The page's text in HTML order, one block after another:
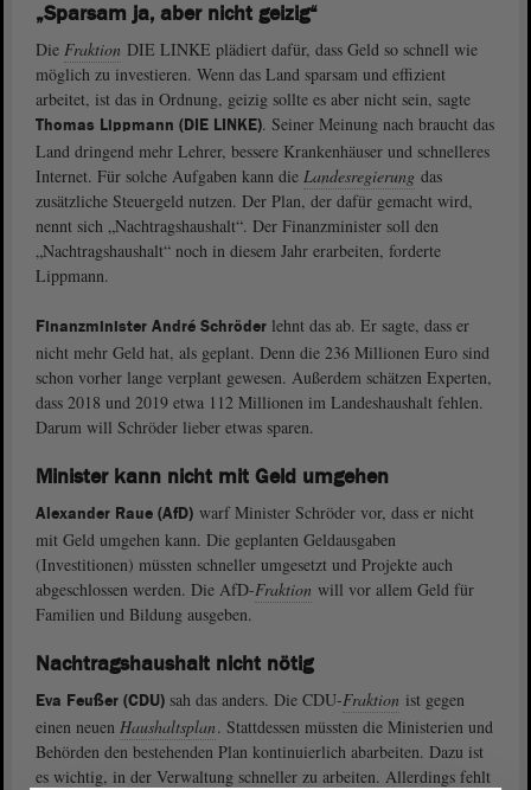
„Sparsam ja, aber nicht geizig“
Die Fraktion DIE LINKE plädiert dafür, dass Geld so schnell wie
möglich zu investieren. Wenn das Land sparsam und effizient
arbeitet, ist das in Ordnung, geizig sollte es aber nicht sein, sagte
Thomas Lippmann (DIE LINKE). Seiner Meinung nach braucht das
Land dringend mehr Lehrer, bessere Krankenhäuser und schnelleres
Internet. Für solche Aufgaben kann die Landesregierung das
zusätzliche Steuergeld nutzen. Der Plan, der dafür gemacht wird,
nennt sich „Nachtragshaushalt“. Der Finanzminister soll den
„Nachtragshaushalt“ noch in diesem Jahr erarbeiten, forderte
Lippmann.
Finanzminister André Schröder lehnt das ab. Er sagte, dass er
nicht mehr Geld hat, als geplant. Denn die 236 Millionen Euro sind
schon vorher lange verplant gewesen. Außerdem schätzen Experten,
dass 2018 und 2019 etwa 112 Millionen im Landeshaushalt fehlen.
Darum will Schröder lieber etwas sparen.
Minister kann nicht mit Geld umgehen
Alexander Raue (AfD) warf Minister Schröder vor, dass er nicht
mit Geld umgehen kann. Die geplanten Geldausgaben
(Investitionen) müssten schneller umgesetzt und Projekte auch
abgeschlossen werden. Die AfD-Fraktion will vor allem Geld für
Familien und Bildung ausgeben.
Nachtragshaushalt nicht nötig
Eva Feußer (CDU) sah das anders. Die CDU-Fraktion ist gegen
einen neuen Haushaltsplan. Stattdessen müssten die Ministerien und
Behörden den bestehenden Plan kontinuierlich abarbeiten. Dazu ist
es wichtig, in der Verwaltung schneller zu arbeiten. Allerdings fehlt